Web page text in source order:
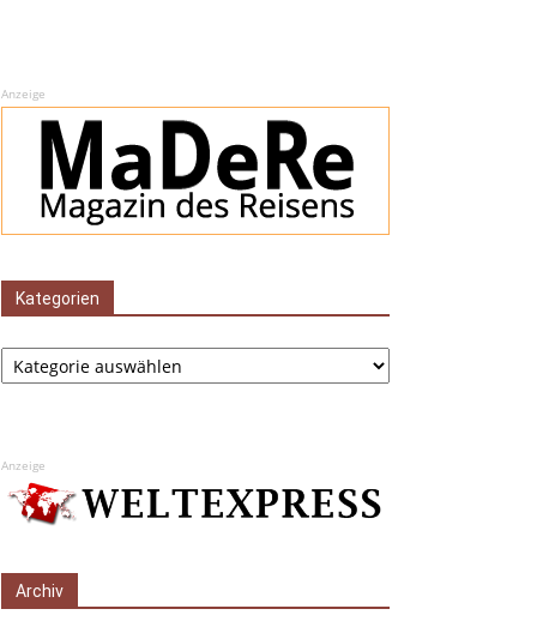
Anzeige
Kategorien
Kategorien
Anzeige
Archiv